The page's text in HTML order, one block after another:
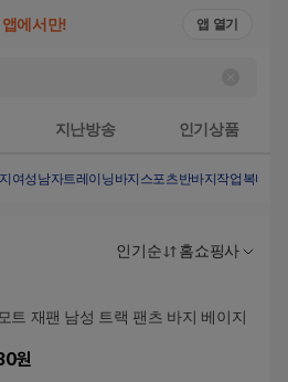
앱에서만! 앱 열기
지난방송 인기상품
여성 남자트레이닝바지 스포츠반바지 작업복바지
인기순 홈쇼핑사
트 재팬 남성 트랙 팬츠 바지 베이지
원